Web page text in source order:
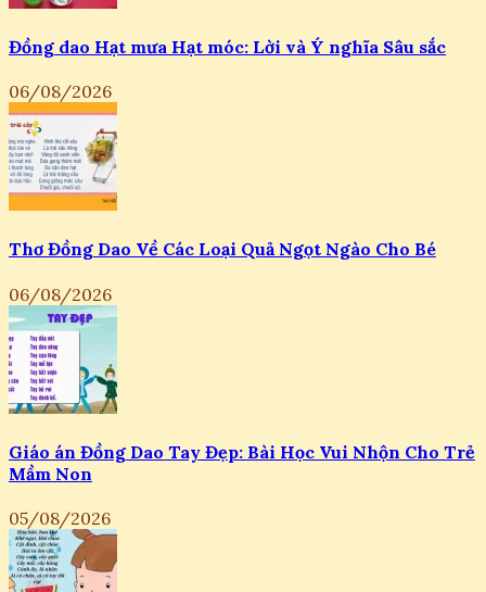
Đồng dao Hạt mưa Hạt móc: Lời và Ý nghĩa Sâu sắc
06/08/2026
Thơ Đồng Dao Về Các Loại Quả Ngọt Ngào Cho Bé
06/08/2026
Giáo án Đồng Dao Tay Đẹp: Bài Học Vui Nhộn Cho Trẻ
Mầm Non
05/08/2026